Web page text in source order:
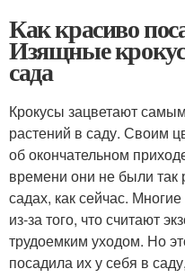
Как красиво
Изящные
сада
Крокусы зацветают
растений в саду. Своим
об окончательном
времени они не были
садах, как сейчас.
из-за того, что считают
трудоемким уходом. Но
посадила их у себя в